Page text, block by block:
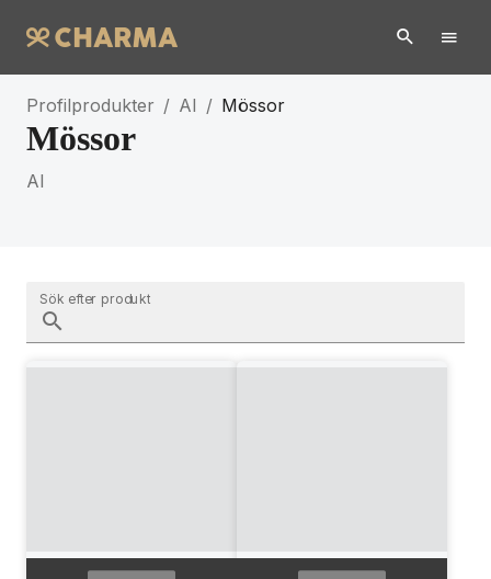
Profilprodukter / AI / Mössor
Mössor
AI
Sök efter produkt